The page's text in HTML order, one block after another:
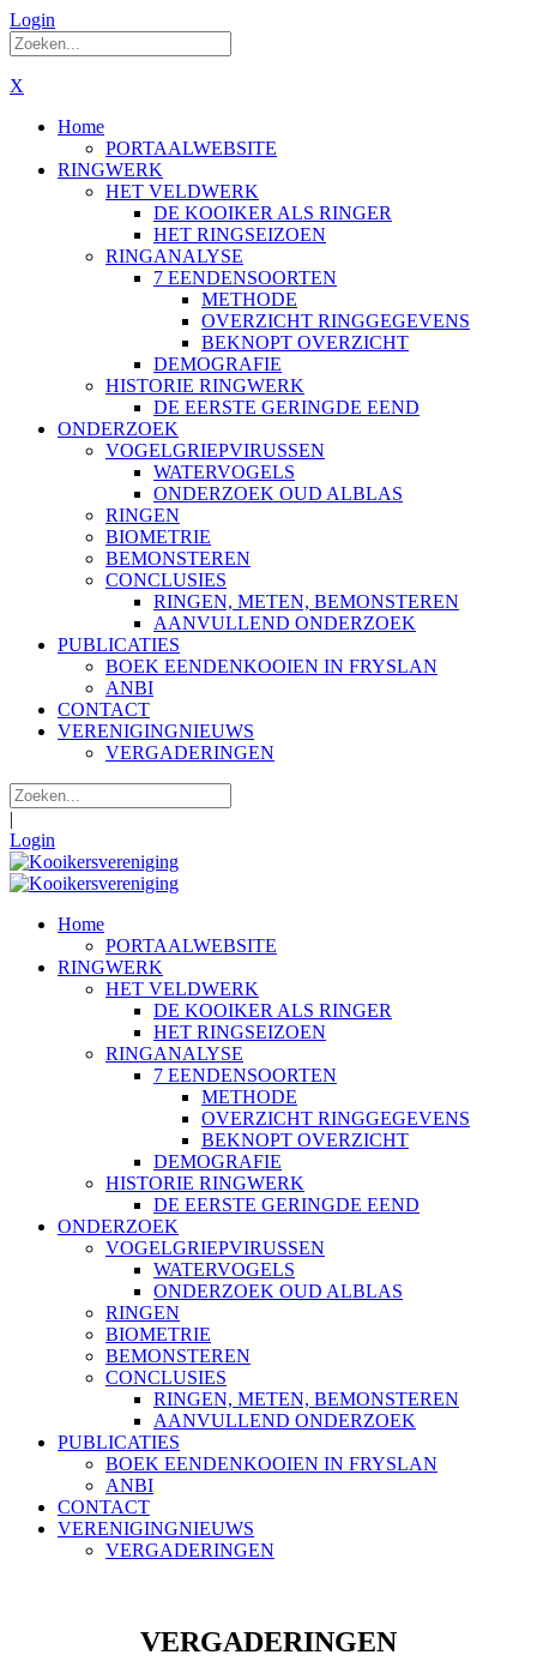
Login
X
Home
PORTAALWEBSITE
RINGWERK
HET VELDWERK
DE KOOIKER ALS RINGER
HET RINGSEIZOEN
RINGANALYSE
7 EENDENSOORTEN
METHODE
OVERZICHT RINGGEGEVENS
BEKNOPT OVERZICHT
DEMOGRAFIE
HISTORIE RINGWERK
DE EERSTE GERINGDE EEND
ONDERZOEK
VOGELGRIEPVIRUSSEN
WATERVOGELS
ONDERZOEK OUD ALBLAS
RINGEN
BIOMETRIE
BEMONSTEREN
CONCLUSIES
RINGEN, METEN, BEMONSTEREN
AANVULLEND ONDERZOEK
PUBLICATIES
BOEK EENDENKOOIEN IN FRYSLAN
ANBI
CONTACT
VERENIGINGNIEUWS
VERGADERINGEN
|
Login
Home
PORTAALWEBSITE
RINGWERK
HET VELDWERK
DE KOOIKER ALS RINGER
HET RINGSEIZOEN
RINGANALYSE
7 EENDENSOORTEN
METHODE
OVERZICHT RINGGEGEVENS
BEKNOPT OVERZICHT
DEMOGRAFIE
HISTORIE RINGWERK
DE EERSTE GERINGDE EEND
ONDERZOEK
VOGELGRIEPVIRUSSEN
WATERVOGELS
ONDERZOEK OUD ALBLAS
RINGEN
BIOMETRIE
BEMONSTEREN
CONCLUSIES
RINGEN, METEN, BEMONSTEREN
AANVULLEND ONDERZOEK
PUBLICATIES
BOEK EENDENKOOIEN IN FRYSLAN
ANBI
CONTACT
VERENIGINGNIEUWS
VERGADERINGEN
VERGADERINGEN